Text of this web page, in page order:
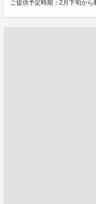
ご提供予定時期：2月下旬から